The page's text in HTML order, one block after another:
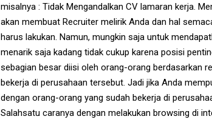
misalnya : Tidak Mengandalkan CV lamaran kerja.
akan membuat Recruiter melirik Anda dan hal
harus lakukan. Namun, mungkin saja untuk
menarik saja kadang tidak cukup karena posisi
sebagian besar diisi oleh orang-orang berdasarkan
bekerja di perusahaan tersebut. Jadi jika Anda
dengan orang-orang yang sudah bekerja di
Salahsatu caranya dengan melakukan browsing di